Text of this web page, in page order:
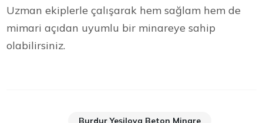
Uzman ekiplerle çalışarak hem sağlam hem de
mimari açıdan uyumlu bir minareye sahip
olabilirsiniz.
Burdur Yeşilova Beton Minare